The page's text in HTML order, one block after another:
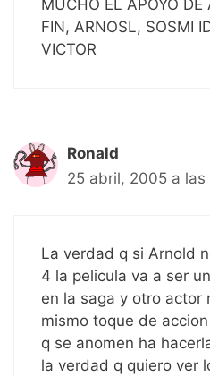
MUCHO EL APOYO DE
FIN, ARNOSL, SOSMI
VICTOR
Ronald
25 abril, 2005 a las
La verdad q si Arnold
4 la pelicula va a ser
en la saga y otro actor
mismo toque de
q se anomen ha
la verdad q quiero ver